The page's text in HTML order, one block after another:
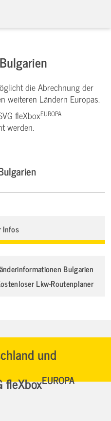
die Abrechnung der
weiteren Ländern Europas.
fleXboxEUROPA
werden.
Infos
Bulgarien
Lkw-Routenplaner
und
fleXboxEUROPA